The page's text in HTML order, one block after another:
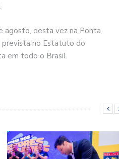
agosto, desta vez na Ponta
prevista no Estatuto do
em todo o Brasil.